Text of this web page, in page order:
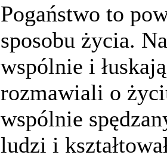
Pogaństwo to
sposobu życia.
wspólnie i
rozmawiali o
wspólnie
ludzi i